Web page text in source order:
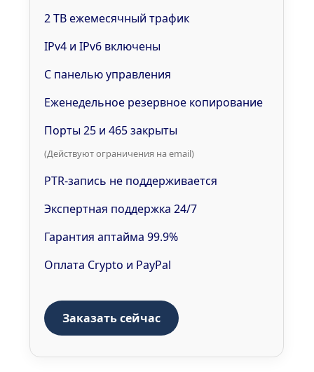
2 TB ежемесячный трафик
IPv4 и IPv6 включены
С панелью управления
Еженедельное резервное копирование
Порты 25 и 465 закрыты
(Действуют ограничения на email)
PTR-запись не поддерживается
Экспертная поддержка 24/7
Гарантия аптайма 99.9%
Оплата Crypto и PayPal
Заказать сейчас